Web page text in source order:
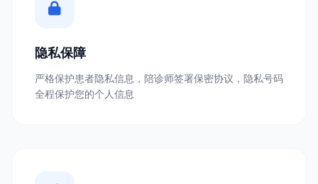
隐私保障
严格保护患者隐私信息，陪诊师签署保密协议，隐私号码
全程保护您的个人信息